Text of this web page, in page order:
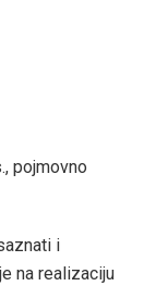
pojmovno
i
na realizaciju